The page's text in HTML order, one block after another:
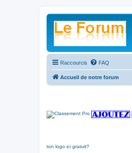
Raccourcis FAQ
Accueil de notre forum
ton logo ici gratuit?